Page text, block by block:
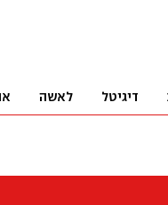
דיגיטל לאשה